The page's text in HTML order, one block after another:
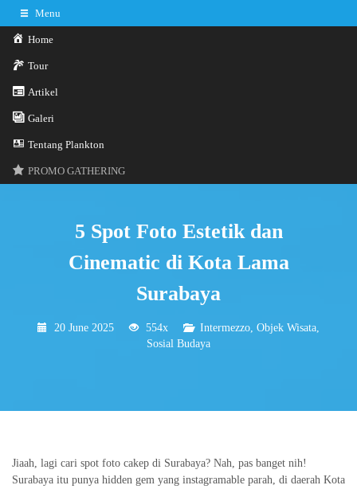
Menu
Home
Tour
Artikel
Galeri
Tentang Plankton
PROMO GATHERING
5 Spot Foto Estetik dan
Cinematic di Kota Lama
Surabaya
20 June 2025 554x Intermezzo Objek Wisata
Sosial Budaya
Jiaah, lagi cari spot foto cakep di Surabaya? Nah, pas banget nih!
Surabaya itu punya hidden gem yang instagramable parah, di daerah Kota